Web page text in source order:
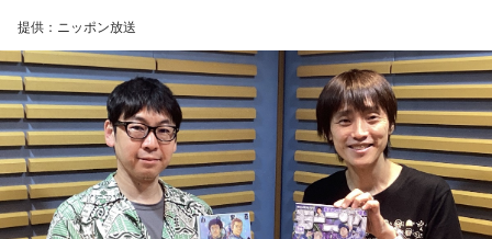
提供：ニッポン放送